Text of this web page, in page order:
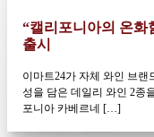
“캘리포니아의 온화
출시
이마트24가 자체 와인 브랜
성을 담은 데일리 와인 2종
포니아 카베르네 […]